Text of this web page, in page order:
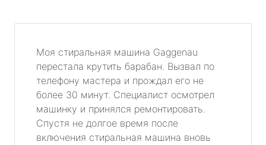
Моя стиральная машина Gaggenau
перестала крутить барабан. Вызвал по
телефону мастера и прождал его не
более 30 минут. Специалист осмотрел
машинку и принялся ремонтировать.
Спустя не долгое время после
включения стиральная машина вновь